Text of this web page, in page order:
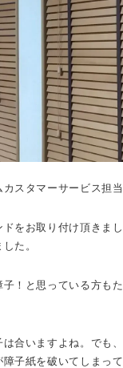
スタマーサービス担当
をお取り付け頂きま
た。
！と思っている方も
は合いますよね。でも
子紙を破いてしまっ